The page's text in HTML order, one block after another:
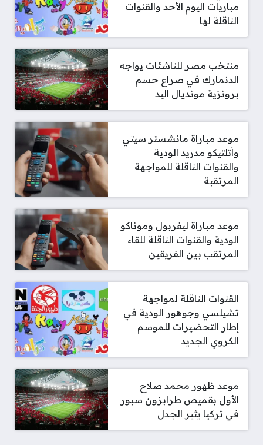
مباريات اليوم الأحد والقنوات
الناقلة لها
منتخب مصر للناشئات يواجه
الدنمارك في صراع حسم
برونزية مونديال اليد
موعد مباراة مانشستر سيتي
وأتلتيكو مدريد الودية
والقنوات الناقلة للمواجهة
المرتقبة
موعد مباراة ليفربول وموناكو
الودية والقنوات الناقلة للقاء
المرتقب بين الفريقين
القنوات الناقلة لمواجهة
تشيلسي وجوهور الودية في
إطار التحضيرات للموسم
الكروي الجديد
موعد ظهور محمد صلاح
الأول بقميص طرابزون سبور
في تركيا يثير الجدل